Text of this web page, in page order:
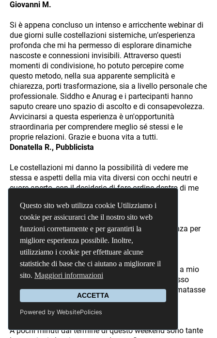
Questo sito web utilizza cookie Utilizziamo i
cookie per assicurarci che il nostro sito web
funzioni correttamente e per garantirti la
migliore esperienza possibile. Inoltre,
utilizziamo i cookie per effettuare alcune
statistiche di base che ci aiutano a migliorare il
sito. Maggiori informazioni
ACCETTA
Powered by WebsitePolicies
Questo sito web utilizza cookie Utilizziamo i
cookie per assicurarci che il nostro sito web
funzioni correttamente e per garantirti la
migliore esperienza possibile. Inoltre,
utilizziamo i cookie per effettuare alcune
statistiche di base che ci aiutano a migliorare il
sito. Maggiori informazioni
ACCETTA
Powered by WebsitePolicies
Giovanni M.
Si è appena concluso un intenso e arricchente webinar di
due giorni sulle costellazioni sistemiche, un’esperienza
profonda che mi ha permesso di esplorare dinamiche
nascoste e connessioni invisibili. Attraverso questi
momenti di condivisione, ho potuto percepire come
questo metodo, nella sua apparente semplicità e
chiarezza, porti trasformazione, sia a livello personale che
professionale. Siddho e Anurag e i partecipanti hanno
saputo creare uno spazio di ascolto e di consapevolezza.
Avvicinarsi a questa esperienza è un'opportunità
straordinaria per comprendere meglio sé stessi e le
proprie relazioni. Grazie e buona vita a tutti.
Donatella R., Pubblicista
Le costellazioni mi danno la possibilità di vedere me
stessa e aspetti della mia vita diversi con occhi neutri e
cuore aperto, con il desiderio di fare ordine dentro di me
Silvia B.
Le Costellazioni sono un dono. Il dono dell'esistenza per
te. Si rifiuta un dono?
Yuti B., Insegnante
Un'esperienza potente. Mi sono sentita presente e a mio
agio, accolta con leggerezza e profondità allo stesso
tempo. Mi ha indicato la possibilità di sbrogliare matasse
emotive. Mi ha sorpreso e incuriosito. Continuerò.
Chiara C.
A pochi minuti dal termine di questo weekend sono tante